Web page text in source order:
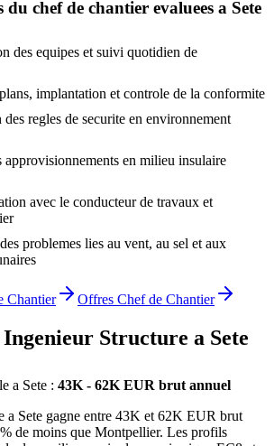
du chef de chantier evaluees a Sete
des equipes et suivi quotidien de
implantation et controle de la conformite
regles de securite en environnement
approvisionnements en milieu insulaire
avec le conducteur de travaux et
problemes lies au vent, au sel et aux
Chantier Offres Chef de Chantier
Ingenieur Structure a Sete
a Sete : 43K - 62K EUR brut annuel
a Sete gagne entre 43K et 62K EUR brut
de moins que Montpellier. Les profils